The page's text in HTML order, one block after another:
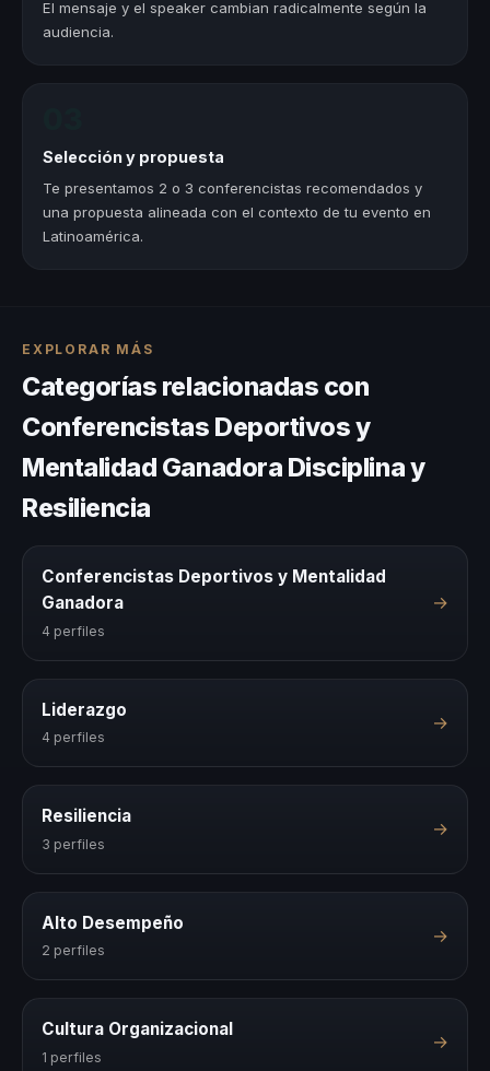
El mensaje y el speaker cambian radicalmente según la
audiencia.
Selección y propuesta
Te presentamos 2 o 3 conferencistas recomendados y
una propuesta alineada con el contexto de tu evento en
Latinoamérica.
EXPLORAR MÁS
Categorías relacionadas con
Conferencistas Deportivos y
Mentalidad Ganadora Disciplina y
Resiliencia
Conferencistas Deportivos y Mentalidad
Ganadora
4 perfiles
→
Liderazgo
4 perfiles
→
Resiliencia
3 perfiles
→
Alto Desempeño
2 perfiles
→
Cultura Organizacional
1 perfiles
→